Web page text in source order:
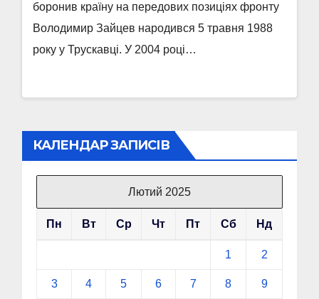
боронив країну на передових позиціях фронту
Володимир Зайцев народився 5 травня 1988
року у Трускавці. У 2004 році…
КАЛЕНДАР ЗАПИСІВ
Лютий 2025
Пн Вт Ср Чт Пт Сб Нд
1 2
3 4 5 6 7 8 9